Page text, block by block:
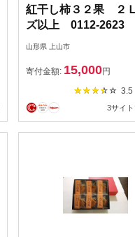
紅干し柿３２果 ２
ズ以上 0112-2623
山形県 上山市
寄付金額: 15,000円
3.5
3サイ